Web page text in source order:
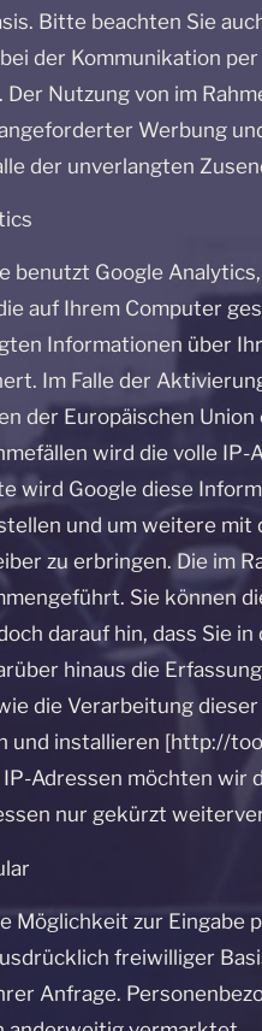
Bitte beachten Sie
der Kommunikation
Der Nutzung von im
Werbung
der unverlangten
benutzt Google
auf Ihrem Computer
Informationen über
Im Falle der
der Europäischen
wird die volle
wird Google diese
und um weitere
zu erbringen. Die im
Sie können
darauf hin, dass Sie
hinaus die
die Verarbeitung
und installieren [http://
Adressen möchten wir
nur gekürzt
Möglichkeit zur Eingabe
freiwilliger
Anfrage.